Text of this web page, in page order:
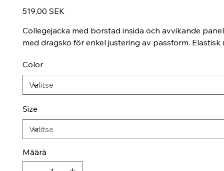
Hinta
519,00 SEK
Collegejacka med borstad insida och avvikande
med dragsko för enkel justering av passform.
Color
Size
Määrä